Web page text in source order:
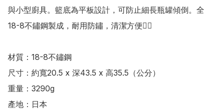
與小型廚具。籃底為平板設計，可防止細長瓶罐傾倒。全
18-8不鏽鋼製成，耐用防鏽，清潔方便👍🏻
材質：18-8不鏽鋼
尺寸：約寬20.5 x 深43.5 x 高35.5（公分）
重量：3290g
產地：日本